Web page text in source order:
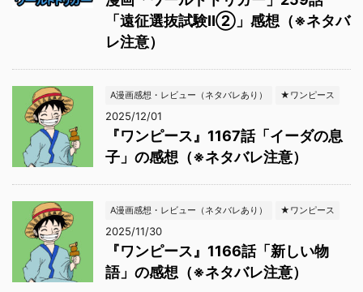
「遠征選抜試験Ⅱ②」感想（※ネタバ
レ注意）
A漫画感想・レビュー（ネタバレあり） ★ワンピース
2025/12/01
『ワンピース』1167話「イーダの息
子」の感想（※ネタバレ注意）
A漫画感想・レビュー（ネタバレあり） ★ワンピース
2025/11/30
『ワンピース』1166話「新しい物
語」の感想（※ネタバレ注意）